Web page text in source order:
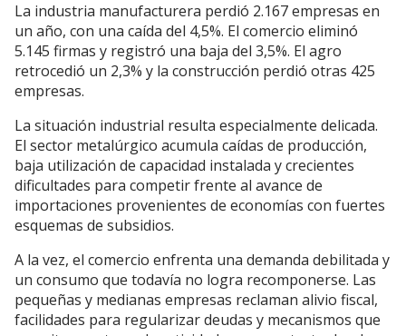
La industria manufacturera perdió 2.167 empresas en
un año, con una caída del 4,5%. El comercio eliminó
5.145 firmas y registró una baja del 3,5%. El agro
retrocedió un 2,3% y la construcción perdió otras 425
empresas.
La situación industrial resulta especialmente delicada.
El sector metalúrgico acumula caídas de producción,
baja utilización de capacidad instalada y crecientes
dificultades para competir frente al avance de
importaciones provenientes de economías con fuertes
esquemas de subsidios.
A la vez, el comercio enfrenta una demanda debilitada y
un consumo que todavía no logra recomponerse. Las
pequeñas y medianas empresas reclaman alivio fiscal,
facilidades para regularizar deudas y mecanismos que